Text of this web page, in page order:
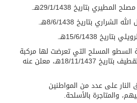
بتاريخ 29/1/1438هـ.
بتاريخ 8/6/1438هـ.
15/6/1438هـ.
السطو المسلح التي تعرضت لها مركبة
لنقل الأموال بمحافظة القطيف بتاريخ 18/11/1437هـ، معلن عنه
النار على عدد من المواطنين
والمتاجرة بالأسلحة.